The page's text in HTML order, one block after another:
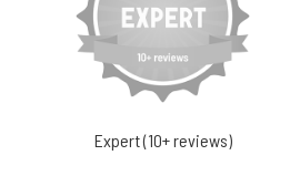
Expert (10+ reviews)